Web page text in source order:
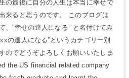
の最後に自分の人生は本当に幸せで
来ると思うのです。 このブログは
、”幸せの達人になる” と名付けてみ
の達人になる”というカテゴリー別
のでどうぞよろしくお願いいたしま
the US financial related company